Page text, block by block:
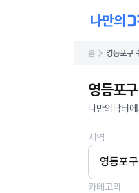
홈 영등포구
영등포
나만의닥터
지역
영등포구
카테고리